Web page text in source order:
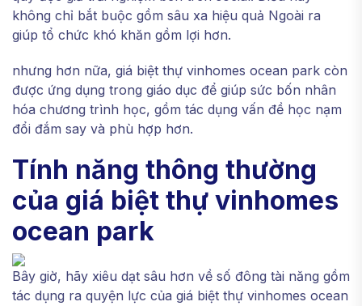
không chỉ bắt buộc gồm sâu xa hiệu quả Ngoài ra
giúp tổ chức khó khăn gồm lợi hơn.
nhưng hơn nữa, giá biệt thự vinhomes ocean park còn
được ứng dụng trong giáo dục để giúp sức bốn nhân
hóa chương trình học, gồm tác dụng vấn đề học nạm
đổi đắm say và phù hợp hơn.
Tính năng thông thường
của giá biệt thự vinhomes
ocean park
Bây giờ, hãy xiêu dạt sâu hơn về số đông tài năng gồm
tác dụng ra quyện lực của giá biệt thự vinhomes ocean